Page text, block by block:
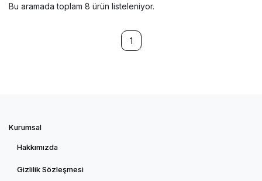
Bu aramada toplam 8 ürün listeleniyor.
1
Kurumsal
Hakkımızda
Gizlilik Sözleşmesi